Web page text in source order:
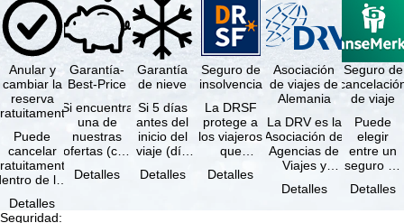
Anular y
cambiar la
reserva
Puede
cancelar
de los
a
Detalles
Garantía-
Best-Price
Si encuentra
una de
nuestras
ofertas (con
prestaciones
Detalles
Garantía
de nieve
Si 5 días
antes del
inicio del
viaje (día
ninguna de
Detalles
Seguro de
insolvencia
La DRSF
protege a
los viajeros
que
viaje
Detalles
Asociación
de viajes de
Alemania
La DRV es la
Asociación de
Agencias de
Viajes y
más grande
Detalles
Seguro de
de viaje
Puede
elegir
entre un
seguro de
de viaje
Detalles
Seguridad: